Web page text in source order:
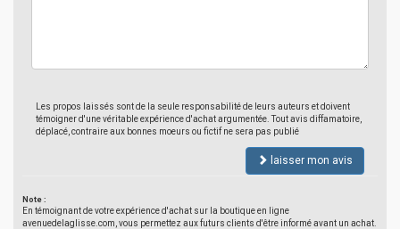
Les propos laissés sont de la seule responsabilité de leurs auteurs et doivent
témoigner d'une véritable expérience d'achat argumentée. Tout avis diffamatoire,
déplacé, contraire aux bonnes moeurs ou fictif ne sera pas publié
laisser mon avis
Note :
En témoignant de votre expérience d'achat sur la boutique en ligne
avenuedelaglisse.com, vous permettez aux futurs clients d'être informé avant un achat.